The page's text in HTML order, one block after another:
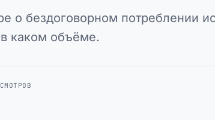
о бездоговорном потреблении
каком объёме.